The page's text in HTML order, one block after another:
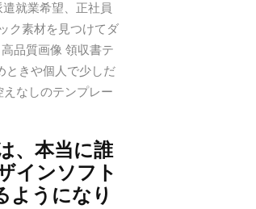
就業希望、正社員
ク素材を見つけてダ
品質画像 領収書テ
ときや個人で少しだ
なしのテンプレー
、本当に誰
インソフト
ようになり